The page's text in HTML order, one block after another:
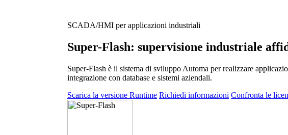
SCADA/HMI per applicazioni industriali
Super-Flash: supervisione industriale
Super-Flash è il sistema di sviluppo Automa per realizzare
integrazione con database e sistemi aziendali.
Scarica la versione Runtime Richiedi informazioni Confronta le